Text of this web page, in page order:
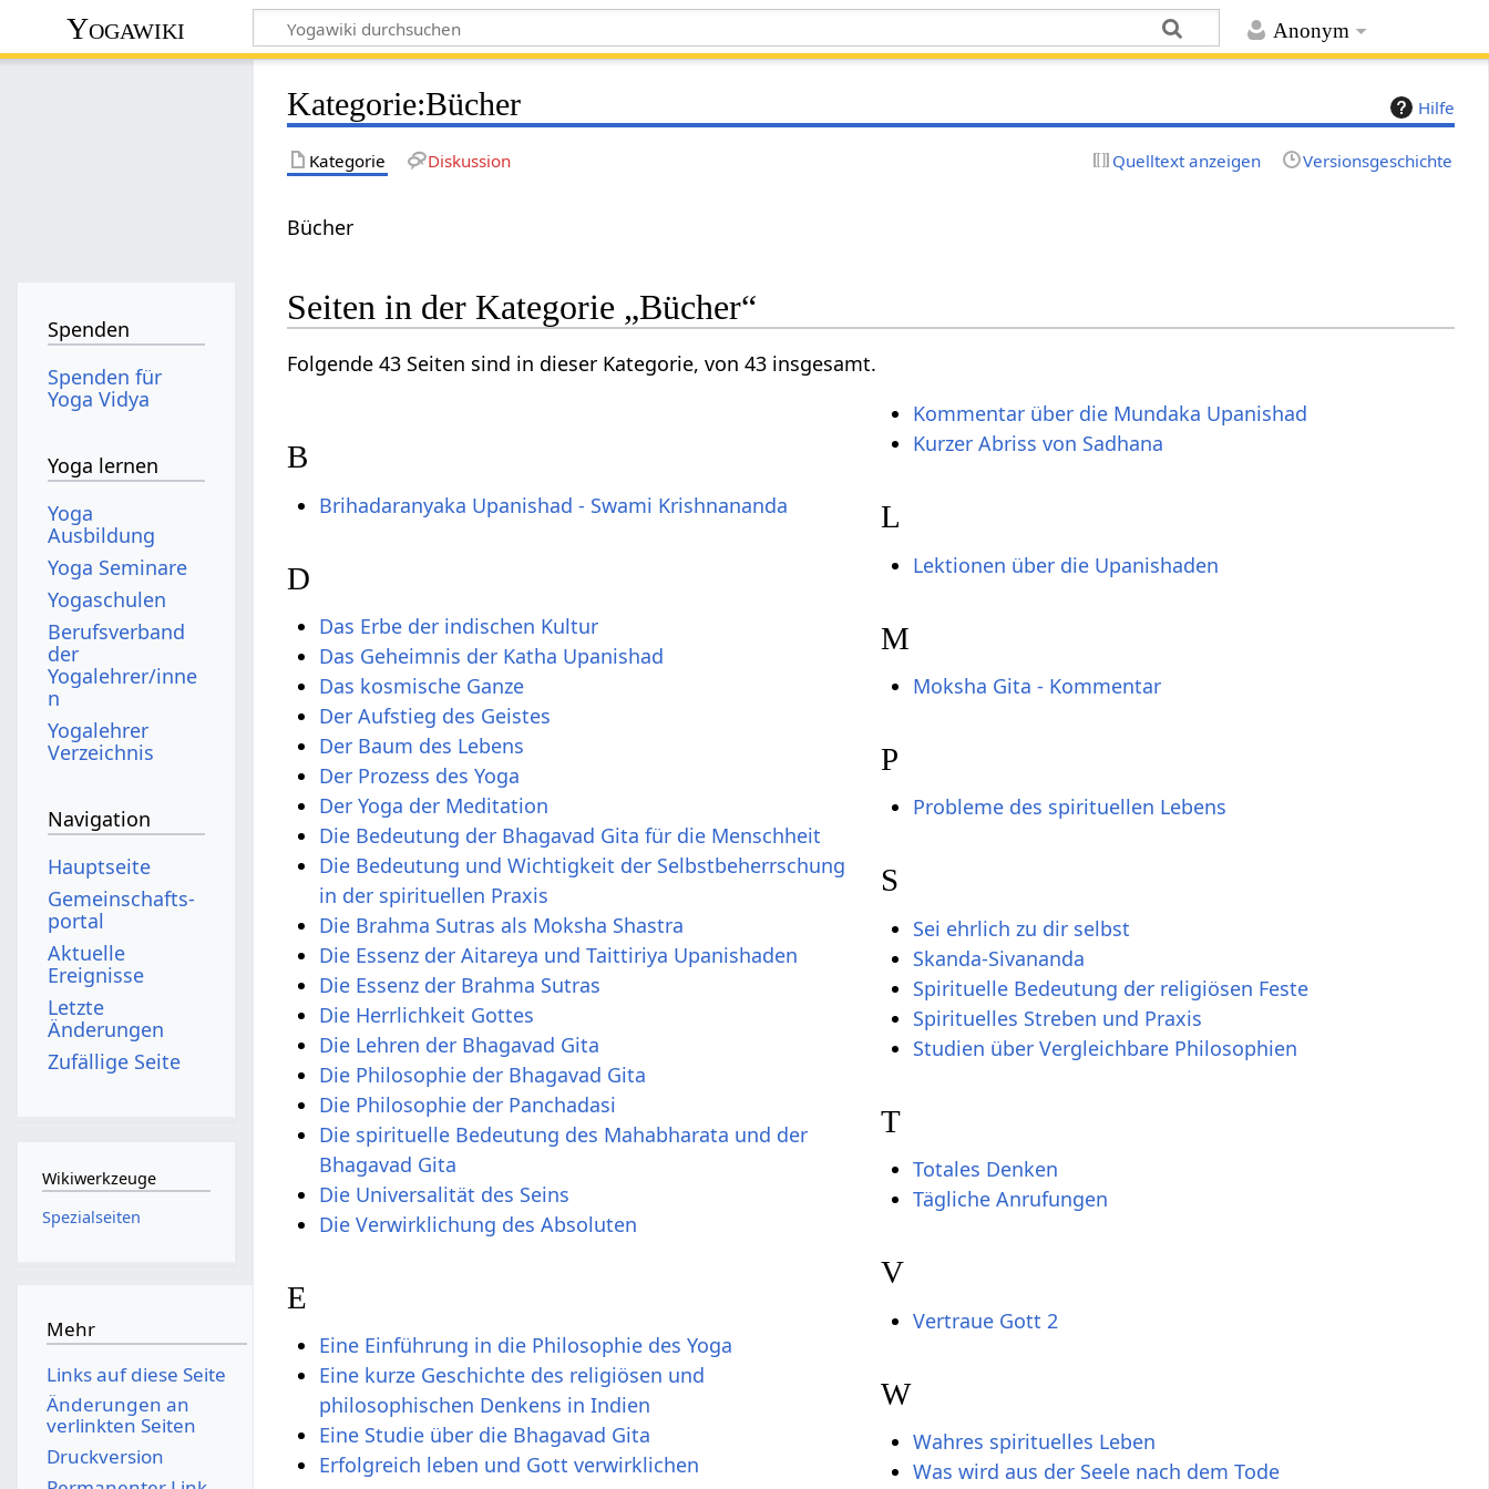
Anonym
Yogawiki
Hilfe
Kategorie:Bücher
Kategorie Diskussion Quelltext anzeigen Versionsgeschichte
Bücher
Seiten in der Kategorie „Bücher“
Folgende 43 Seiten sind in dieser Kategorie, von 43 insgesamt.
B
Brihadaranyaka Upanishad - Swami Krishnananda
D
Das Erbe der indischen Kultur
Das Geheimnis der Katha Upanishad
Das kosmische Ganze
Der Aufstieg des Geistes
Der Baum des Lebens
Der Prozess des Yoga
Der Yoga der Meditation
Die Bedeutung der Bhagavad Gita für die Menschheit
Die Bedeutung und Wichtigkeit der Selbstbeherrschung
in der spirituellen Praxis
Die Brahma Sutras als Moksha Shastra
Die Essenz der Aitareya und Taittiriya Upanishaden
Die Essenz der Brahma Sutras
Die Herrlichkeit Gottes
Die Lehren der Bhagavad Gita
Die Philosophie der Bhagavad Gita
Die Philosophie der Panchadasi
Die spirituelle Bedeutung des Mahabharata und der
Bhagavad Gita
Die Universalität des Seins
Die Verwirklichung des Absoluten
E
Eine Einführung in die Philosophie des Yoga
Eine kurze Geschichte des religiösen und
philosophischen Denkens in Indien
Eine Studie über die Bhagavad Gita
Erfolgreich leben und Gott verwirklichen
Kommentar über die Mundaka Upanishad
Kurzer Abriss von Sadhana
L
Lektionen über die Upanishaden
M
Moksha Gita - Kommentar
P
Probleme des spirituellen Lebens
S
Sei ehrlich zu dir selbst
Skanda-Sivananda
Spirituelle Bedeutung der religiösen Feste
Spirituelles Streben und Praxis
Studien über Vergleichbare Philosophien
T
Totales Denken
Tägliche Anrufungen
V
Vertraue Gott 2
W
Wahres spirituelles Leben
Was wird aus der Seele nach dem Tode
Spenden
Spenden für
Yoga Vidya
Yoga lernen
Yoga
Ausbildung
Yoga Seminare
Yogaschulen
Berufsverband
der
Yogalehrer/inne
n
Yogalehrer
Verzeichnis
Navigation
Hauptseite
Gemeinschafts­
portal
Aktuelle
Ereignisse
Letzte
Änderungen
Zufällige Seite
Wikiwerkzeuge
Spezialseiten
Mehr
Links auf diese Seite
Änderungen an
verlinkten Seiten
Druckversion